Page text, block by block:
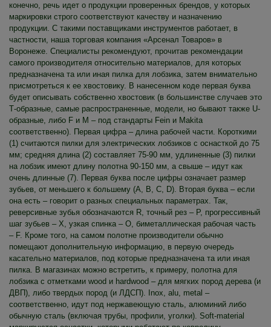
конечно, речь идет о продукции проверенных брендов, у которых
маркировки строго соответствуют качеству и назначению
продукции. С такими поставщиками инструментов работает, в
частности, наша торговая компания «Арсенал Товаров» в
Воронеже. Специалисты рекомендуют, прочитав рекомендации
самого производителя относительно материалов, для которых
предназначена та или иная пилка для лобзика, затем внимательно
присмотреться к ее хвостовику. В нанесенном коде первая буква
будет описывать собственно хвостовик (в большинстве случаев это
Т-образные, самые распространенные, модели, но бывают также U-
образные, либо F и M – под стандарты Fein и Makita
соответственно). Первая цифра – длина рабочей части. Короткими
(1) считаются пилки для электрических лобзиков с оснасткой до 75
мм; средняя длина (2) составляет 75-90 мм, удлиненные (3) пилки
на лобзик имеют длину полотна 90-150 мм, а свыше – идут как
очень длинные (7). Первая буква после цифры означает размер
зубьев, от меньшего к большему (A, B, C, D). Вторая буква – если
она есть – говорит о разных специальных параметрах. Так,
реверсивные зубья обозначаются R, точный рез – P, прогрессивный
шаг зубьев – X, узкая спинка – O, биметаллическая рабочая часть
– F. Кроме того, на самом полотне производители обычно
помещают дополнительную информацию, в первую очередь
касательно материалов, под которые предназначена та или иная
пилка. В магазинах можно встретить, к примеру, полотна для
лобзика с отметками wood и hardwood – для мягких пород дерева (и
ДВП), либо твердых пород (и ЛДСП). Inox, alu, metal –
соответственно, идут под нержавеющую сталь, алюминий либо
обычную сталь (включая трубы, профили, уголки). Soft-material